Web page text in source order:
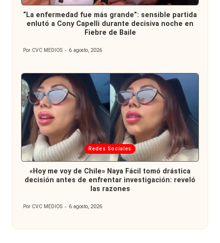
en
“La enfermedad fue más grande”: sensible partida
enlutó a Cony Capelli durante decisiva noche en
Fiebre de Baile
Publicado
Por CVC MEDIOS 6 agosto, 2026
Publicada
en
Redes Sociales
«Hoy me voy de Chile» Naya Fácil tomó drástica
decisión antes de enfrentar investigación: reveló
las razones
Publicado
Por CVC MEDIOS 6 agosto, 2026